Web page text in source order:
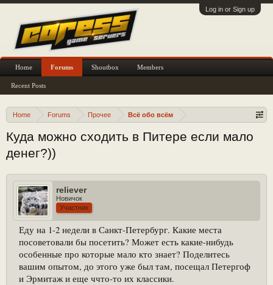
Log in or Sign up
Home Forums Прочее Всё обо всём
Куда можно сходить в Питере если мало
денег?))
reliever
Новичок
Участник
Еду на 1-2 недели в Санкт-Петербург. Какие места
посоветовали бы посетить? Может есть какие-нибудь
особенные про которые мало кто знает? Поделитесь
вашим опытом, до этого уже был там, посещал Петергоф
и Эрмитаж и еще ччто-то их классики.
Home Forums
Recent Posts
Shoutbox Members